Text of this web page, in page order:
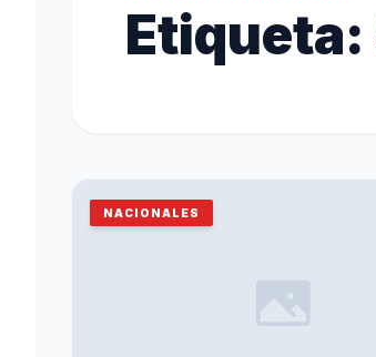
Etiqueta:
NACIONALES